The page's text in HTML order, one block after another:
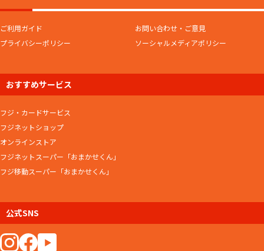
ご利用ガイド
お問い合わせ・ご意見
プライバシーポリシー
ソーシャルメディアポリシー
おすすめサービス
フジ・カードサービス
フジネットショップ
オンラインストア
フジネットスーパー「おまかせくん」
フジ移動スーパー「おまかせくん」
公式SNS